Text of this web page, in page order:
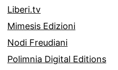
Liberi.tv
Mimesis Edizioni
Nodi Freudiani
Polimnia Digital Editions